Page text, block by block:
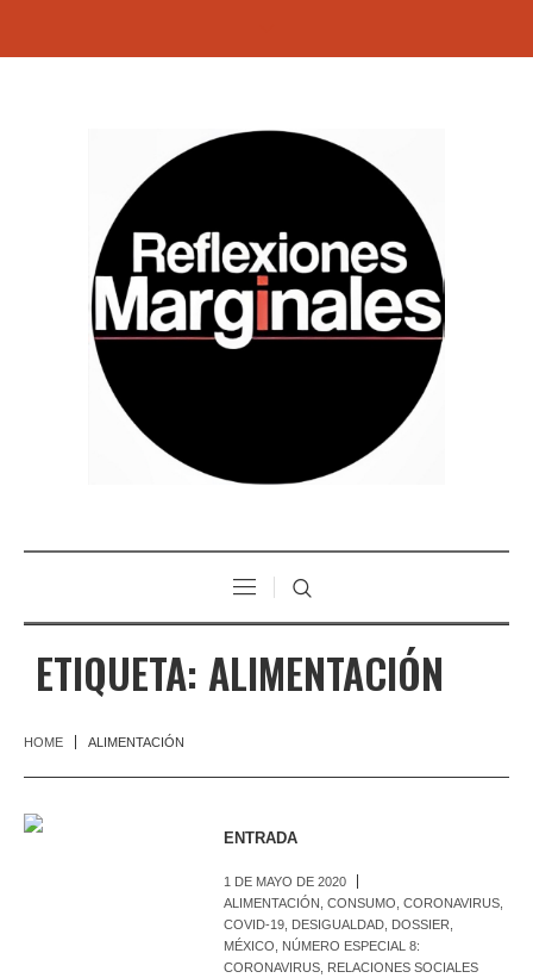
ETIQUETA: ALIMENTACIÓN
HOME ALIMENTACIÓN
ENTRADA
1 DE MAYO DE 2020
ALIMENTACIÓN ,CONSUMO ,CORONAVIRUS
COVID-19 DESIGUALDAD DOSSIER
MÉXICO
NÚMERO ESPECIAL 8:
CORONAVIRUS RELACIONES SOCIALES